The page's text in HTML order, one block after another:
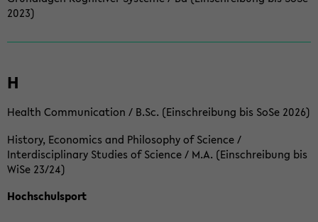
2023)
H
Health Communication / B.Sc. (Einschreibung bis SoSe 2026)
History, Economics and Philosophy of Science /
Interdisciplinary Studies of Science / M.A. (Einschreibung bis
WiSe 23/24)
Hochschulsport